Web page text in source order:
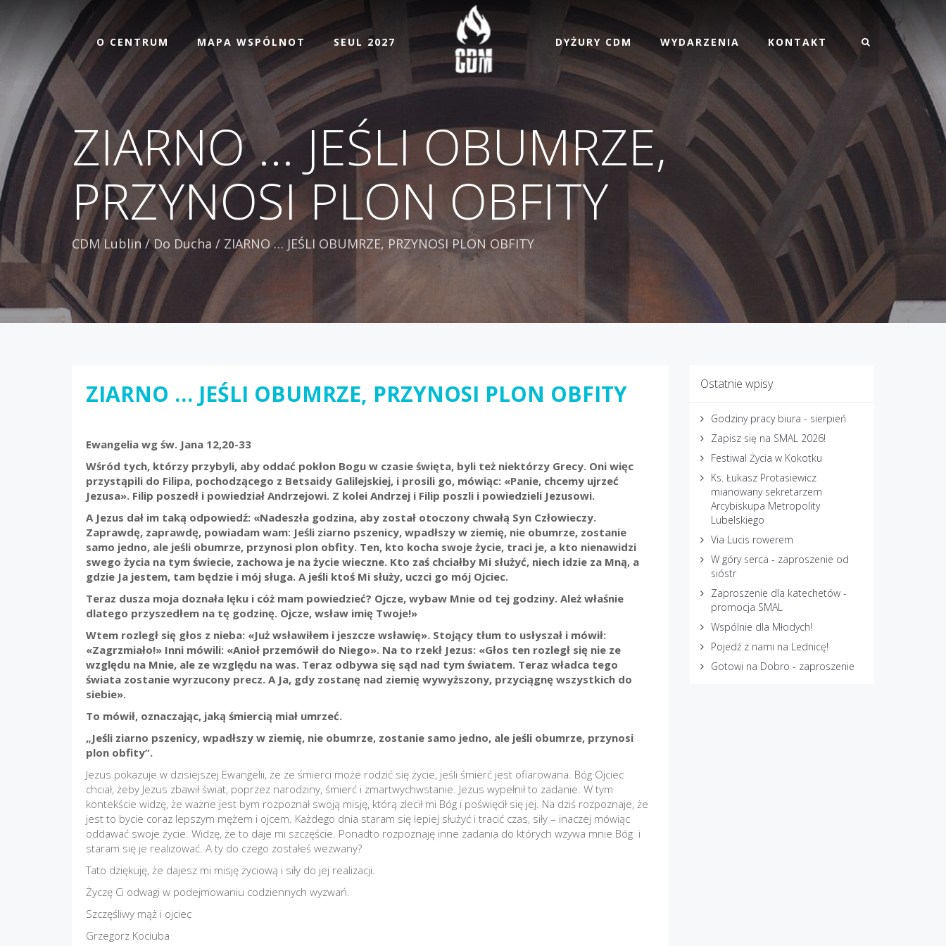
O CENTRUM MAPA WSPÓLNOT SEUL 2027 DYŻURY CDM WYDARZENIA KONTAKT
ZIARNO … JEŚLI OBUMRZE,
PRZYNOSI PLON OBFITY
CDM Lublin /Do Ducha / ZIARNO … JEŚLI OBUMRZE, PRZYNOSI PLON OBFITY
ZIARNO … JEŚLI OBUMRZE, PRZYNOSI PLON OBFITY
Ewangelia wg św. Jana 12,20-33
Wśród tych, którzy przybyli, aby oddać pokłon Bogu w czasie święta, byli też niektórzy Grecy. Oni więc
przystąpili do Filipa, pochodzącego z Betsaidy Galilejskiej, i prosili go, mówiąc: «Panie, chcemy ujrzeć
Jezusa». Filip poszedł i powiedział Andrzejowi. Z kolei Andrzej i Filip poszli i powiedzieli Jezusowi.
A Jezus dał im taką odpowiedź: «Nadeszła godzina, aby został otoczony chwałą Syn Człowieczy.
Zaprawdę, zaprawdę, powiadam wam: Jeśli ziarno pszenicy, wpadłszy w ziemię, nie obumrze, zostanie
samo jedno, ale jeśli obumrze, przynosi plon obfity. Ten, kto kocha swoje życie, traci je, a kto nienawidzi
swego życia na tym świecie, zachowa je na życie wieczne. Kto zaś chciałby Mi służyć, niech idzie za Mną, a
gdzie Ja jestem, tam będzie i mój sługa. A jeśli ktoś Mi służy, uczci go mój Ojciec.
Teraz dusza moja doznała lęku i cóż mam powiedzieć? Ojcze, wybaw Mnie od tej godziny. Ależ właśnie
dlatego przyszedłem na tę godzinę. Ojcze, wsław imię Twoje!»
Wtem rozległ się głos z nieba: «Już wsławiłem i jeszcze wsławię». Stojący tłum to usłyszał i mówił:
«Zagrzmiało!» Inni mówili: «Anioł przemówił do Niego». Na to rzekł Jezus: «Głos ten rozległ się nie ze
względu na Mnie, ale ze względu na was. Teraz odbywa się sąd nad tym światem. Teraz władca tego
świata zostanie wyrzucony precz. A Ja, gdy zostanę nad ziemię wywyższony, przyciągnę wszystkich do
siebie».
To mówił, oznaczając, jaką śmiercią miał umrzeć.
„Jeśli ziarno pszenicy, wpadłszy w ziemię, nie obumrze, zostanie samo jedno, ale jeśli obumrze, przynosi
plon obfity”.
Jezus pokazuje w dzisiejszej Ewangelii, że ze śmierci może rodzić się życie, jeśli śmierć jest ofiarowana. Bóg Ojciec
chciał, żeby Jezus zbawił świat, poprzez narodziny, śmierć i zmartwychwstanie. Jezus wypełnił to zadanie. W tym
kontekście widzę, że ważne jest bym rozpoznał swoją misję, którą zlecił mi Bóg i poświęcił się jej. Na dziś rozpoznaje, że
jest to bycie coraz lepszym mężem i ojcem. Każdego dnia staram się lepiej służyć i tracić czas, siły – inaczej mówiąc
oddawać swoje życie. Widzę, że to daje mi szczęście. Ponadto rozpoznaję inne zadania do których wzywa mnie Bóg i
staram się je realizować. A ty do czego zostałeś wezwany?
Tato dziękuję, że dajesz mi misję życiową i siły do jej realizacji.
Życzę Ci odwagi w podejmowaniu codziennych wyzwań.
Szczęśliwy mąż i ojciec
Grzegorz Kociuba
Ostatnie wpisy
Godziny pracy biura - sierpień
Zapisz się na SMAL 2026!
Festiwal Życia w Kokotku
Ks. Łukasz Protasiewicz
mianowany sekretarzem
Arcybiskupa Metropolity
Lubelskiego
Via Lucis rowerem
W góry serca - zaproszenie od
sióstr
Zaproszenie dla katechetów -
promocja SMAL
Wspólnie dla Młodych!
Pojedź z nami na Lednicę!
Gotowi na Dobro - zaproszenie